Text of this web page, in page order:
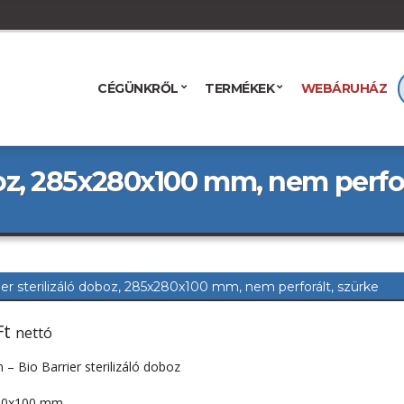
CÉGÜNKRŐL TERMÉKEK WEBÁRUHÁZ
285x280x100 mm, nem
sterilizáló doboz, 285x280x100 mm, nem perforált, szürke
nettó
– Bio Barrier sterilizáló doboz